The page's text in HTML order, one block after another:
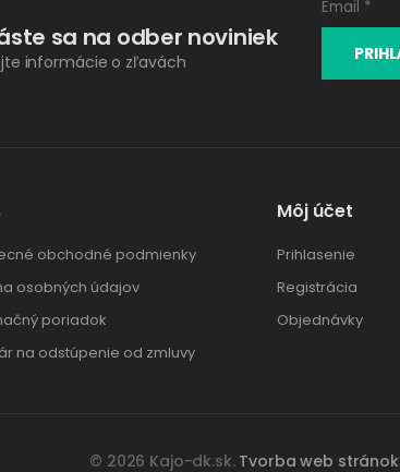
sa na odber noviniek
informácie o zľavách
obchodné podmienky
osobných údajov
poriadok
na odstúpenie od zmluvy
Môj účet
Prihlasenie
Registrácia
Objednávky
© 2026 Kajo-dk.sk. Tvorba web stránok